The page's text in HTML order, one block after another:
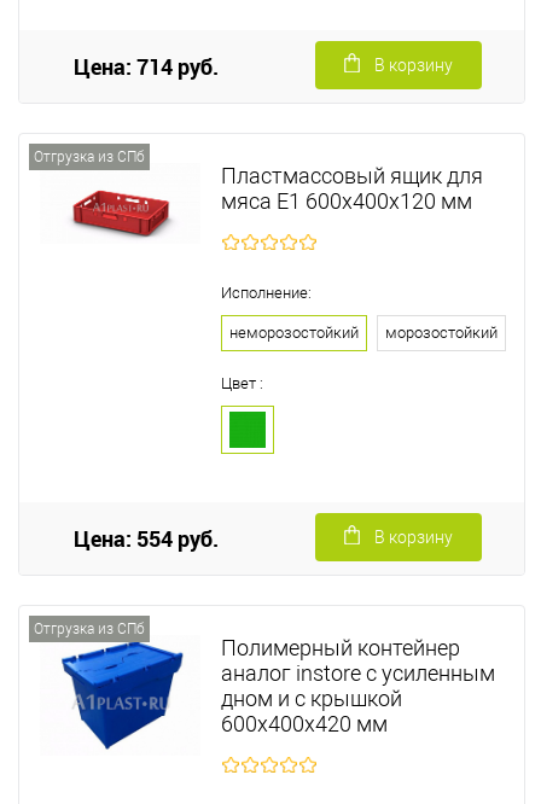
Цена: 714 руб. В корзину
Отгрузка из СПб
Пластмассовый ящик для
мяса Е1 600х400х120 мм
Исполнение:
неморозостойкий морозостойкий
Цвет :
Цена: 554 руб. В корзину
Отгрузка из СПб
Полимерный контейнер
аналог instore с усиленным
дном и с крышкой
600х400х420 мм